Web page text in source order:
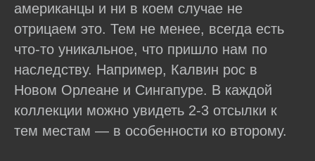
американцы и ни в коем случае не
отрицаем это. Тем не менее, всегда есть
что-то уникальное, что пришло нам по
наследству. Например, Калвин рос в
Новом Орлеане и Сингапуре. В каждой
коллекции можно увидеть 2-3 отсылки к
тем местам — в особенности ко второму.